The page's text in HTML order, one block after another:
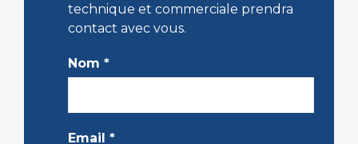
technique et commerciale prendra
contact avec vous.
Nom *
Email *